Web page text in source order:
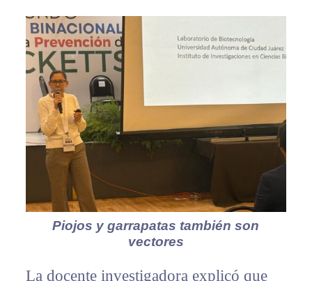
Piojos y garrapatas también son
vectores
La docente investigadora explicó que